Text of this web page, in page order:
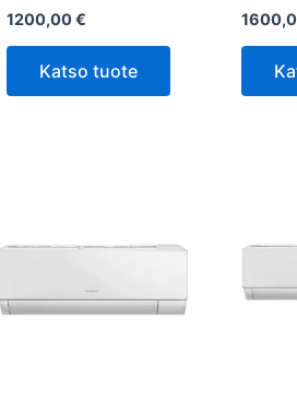
1200,00€
Katso tuote